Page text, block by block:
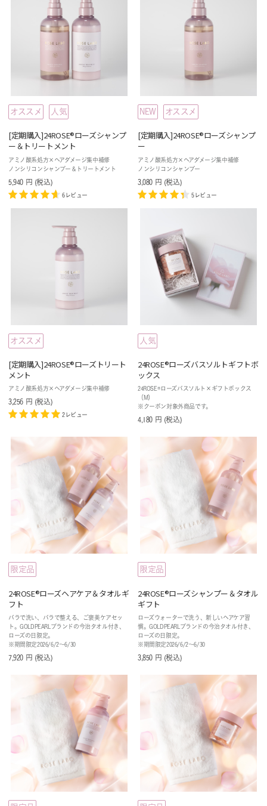
オススメ 人気
[定期購入]24ROSE®ローズシャンプ
ー＆トリートメント
アミノ酸系処方×ヘアダメージ集中補修
ノンシリコンシャンプー＆トリートメント
5,940 円 (税込)
6レビュー
NEW オススメ
[定期購入]24ROSE®ローズシャンプ
ー
アミノ酸系処方×ヘアダメージ集中補修
ノンシリコンシャンプー
3,080 円 (税込)
5レビュー
オススメ
[定期購入]24ROSE®ローズトリート
メント
アミノ酸系処方×ヘアダメージ集中補修
3,256 円 (税込)
2レビュー
人気
24ROSE®️ローズバスソルトギフトボ
ックス
24ROSE®ローズバスソルト×ギフトボックス
（M）
※クーポン対象外商品です。
4,180 円 (税込)
限定品
24ROSE®️ローズヘアケア＆タオルギ
フト
バラで洗い、バラで整える、ご褒美ケアセッ
ト。GOLDPEARLブランドの今治タオル付き、
ローズの日限定。
※期間限定2026/6/2〜6/30
7,920 円 (税込)
限定品
24ROSE®️ローズシャンプー＆タオル
ギフト
ローズウォーターで洗う、新しいヘアケア習
慣。GOLDPEARLブランドの今治タオル付き、
ローズの日限定。
※期間限定2026/6/2〜6/30
3,850 円 (税込)